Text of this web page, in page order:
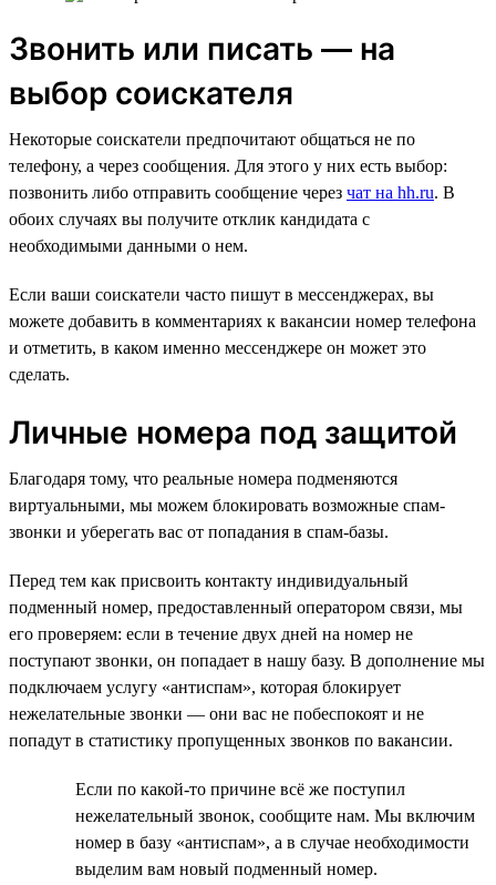
Звонить или писать — на
выбор соискателя
Некоторые соискатели предпочитают общаться не по
телефону, а через сообщения. Для этого у них есть выбор:
позвонить либо отправить сообщение через чат на hh.ru. В
обоих случаях вы получите отклик кандидата с
необходимыми данными о нем.
Если ваши соискатели часто пишут в мессенджерах, вы
можете добавить в комментариях к вакансии номер телефона
и отметить, в каком именно мессенджере он может это
сделать.
Личные номера под защитой
Благодаря тому, что реальные номера подменяются
виртуальными, мы можем блокировать возможные спам-
звонки и уберегать вас от попадания в спам-базы.
Перед тем как присвоить контакту индивидуальный
подменный номер, предоставленный оператором связи, мы
его проверяем: если в течение двух дней на номер не
поступают звонки, он попадает в нашу базу. В дополнение мы
подключаем услугу «антиспам», которая блокирует
нежелательные звонки — они вас не побеспокоят и не
попадут в статистику пропущенных звонков по вакансии.
Если по какой-то причине всё же поступил
нежелательный звонок, сообщите нам. Мы включим
номер в базу «антиспам», а в случае необходимости
выделим вам новый подменный номер.